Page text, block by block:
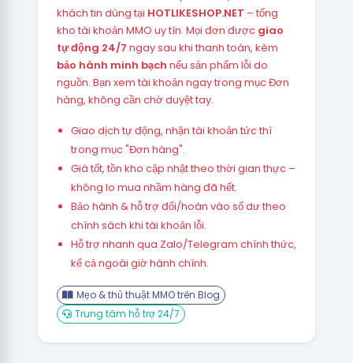
khách tin dùng tại HOTLIKESHOP.NET – tổng
kho tài khoản MMO uy tín. Mọi đơn được giao
tự động 24/7 ngay sau khi thanh toán, kèm
bảo hành minh bạch nếu sản phẩm lỗi do
nguồn. Bạn xem tài khoản ngay trong mục Đơn
hàng, không cần chờ duyệt tay.
Giao dịch tự động, nhận tài khoản tức thì
trong mục "Đơn hàng".
Giá tốt, tồn kho cập nhật theo thời gian thực –
không lo mua nhầm hàng đã hết.
Bảo hành & hỗ trợ đổi/hoàn vào số dư theo
chính sách khi tài khoản lỗi.
Hỗ trợ nhanh qua Zalo/Telegram chính thức,
kể cả ngoài giờ hành chính.
Mẹo & thủ thuật MMO trên Blog
Trung tâm hỗ trợ 24/7